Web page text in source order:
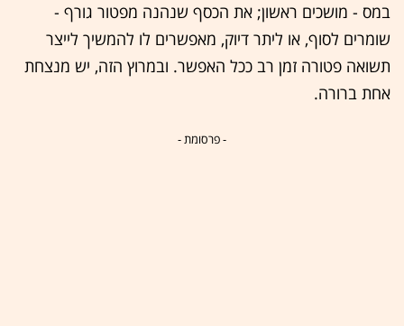
במס - מושכים ראשון; את הכסף שנהנה מפטור גורף -
שומרים לסוף, או ליתר דיוק, מאפשרים לו להמשיך לייצר
תשואה פטורה זמן רב ככל האפשר. ובמרוץ הזה, יש מנצחת
אחת ברורה.
- פרסומת -